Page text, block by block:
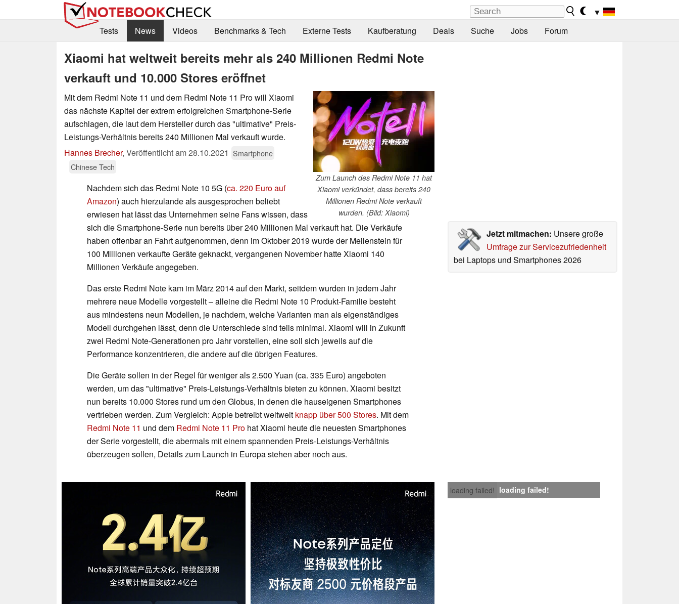
▼
Tests
News Videos Benchmarks & Tech Externe Tests Kaufberatung Deals Suche Jobs Forum
Xiaomi hat weltweit bereits mehr als 240 Millionen Redmi Note
verkauft und 10.000 Stores eröffnet
Zum Launch des Redmi Note 11 hat
Xiaomi verkündet, dass bereits 240
Millionen Redmi Note verkauft
wurden. (Bild: Xiaomi)
Mit dem Redmi Note 11 und dem Redmi Note 11 Pro will Xiaomi
das nächste Kapitel der extrem erfolgreichen Smartphone-Serie
aufschlagen, die laut dem Hersteller durch das "ultimative" Preis-
Leistungs-Verhältnis bereits 240 Millionen Mal verkauft wurde.
Hannes Brecher, Veröffentlicht am28.10.2021 Smartphone
Chinese Tech
Jetzt mitmachen: Unsere große
Umfrage zur Servicezufriedenheit
bei Laptops und Smartphones 2026
Nachdem sich das Redmi Note 10 5G (ca. 220 Euro auf
Amazon) auch hierzulande als ausgesprochen beliebt
erwiesen hat lässt das Unternehmen seine Fans wissen, dass
sich die Smartphone-Serie nun bereits über 240 Millionen Mal verkauft hat. Die Verkäufe
haben offenbar an Fahrt aufgenommen, denn im Oktober 2019 wurde der Meilenstein für
100 Millionen verkaufte Geräte geknackt, vergangenen November hatte Xiaomi 140
Millionen Verkäufe angegeben.
Das erste Redmi Note kam im März 2014 auf den Markt, seitdem wurden in jedem Jahr
mehrere neue Modelle vorgestellt – alleine die Redmi Note 10 Produkt-Familie besteht
aus mindestens neun Modellen, je nachdem, welche Varianten man als eigenständiges
Modell durchgehen lässt, denn die Unterschiede sind teils minimal. Xiaomi will in Zukunft
zwei Redmi Note-Generationen pro Jahr vorstellen, eine soll sich jeweils auf die
Performance konzentrieren, die andere auf die übrigen Features.
Die Geräte sollen in der Regel für weniger als 2.500 Yuan (ca. 335 Euro) angeboten
werden, um das "ultimative" Preis-Leistungs-Verhältnis bieten zu können. Xiaomi besitzt
nun bereits 10.000 Stores rund um den Globus, in denen die hauseigenen Smartphones
vertrieben werden. Zum Vergleich: Apple betreibt weltweit knapp über 500 Stores. Mit dem
Redmi Note 11 und dem Redmi Note 11 Pro hat Xiaomi heute die neuesten Smartphones
der Serie vorgestellt, die abermals mit einem spannenden Preis-Leistungs-Verhältnis
überzeugen sollen, Details zum Launch in Europa stehen aber noch aus.
loading failed! loading failed!